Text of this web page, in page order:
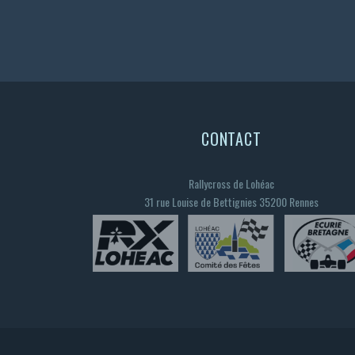
CONTACT
Rallycross de Lohéac
31 rue Louise de Bettignies 35200 Rennes